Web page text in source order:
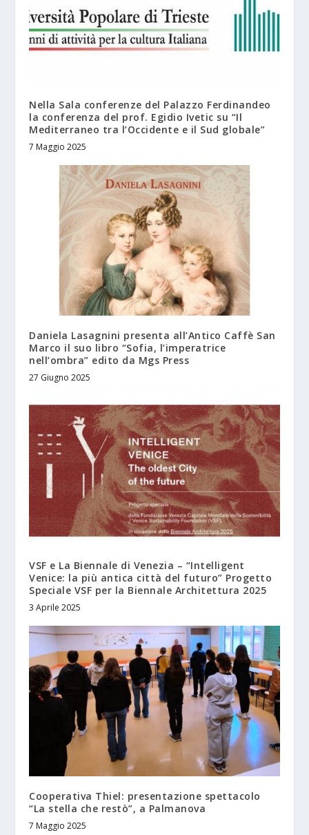
Nella Sala conferenze del Palazzo Ferdinandeo
la conferenza del prof. Egidio Ivetic su “Il
Mediterraneo tra l’Occidente e il Sud globale”
7 Maggio 2025
Daniela Lasagnini presenta all’Antico Caffè San
Marco il suo libro “Sofia, l’imperatrice
nell’ombra” edito da Mgs Press
27 Giugno 2025
VSF e La Biennale di Venezia – “Intelligent
Venice: la più antica città del futuro” Progetto
Speciale VSF per la Biennale Architettura 2025
3 Aprile 2025
Cooperativa Thiel: presentazione spettacolo
“La stella che restò”, a Palmanova
7 Maggio 2025